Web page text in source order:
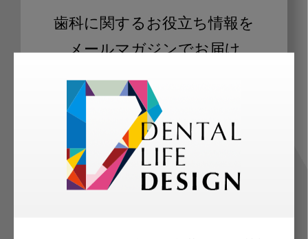
歯科に関するお役立ち情報を
メールマガジンでお届け
ご登録いただいた職種（歯科医師、歯
科衛生士、歯科技工士）に合わせた内
容のメールマガジンをお届けします。